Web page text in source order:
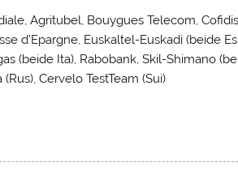
Agritubel, Bouygues Telecom,
d’Epargne, Euskaltel-Euskadi (beide
(beide Ita), Rabobank, Skil-Shimano
Cervelo TestTeam (Sui)